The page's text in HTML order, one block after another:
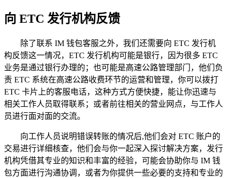
向 ETC 发行机构反馈
除了联系 IM 钱包客服之外，我们还需要向 ETC 发行机
构反馈这一情况，ETC 发行机构可能是银行，因为很多 ETC
业务是通过银行办理的；也可能是高速公路管理部门，他们负
责 ETC 系统在高速公路收费环节的运营和管理，你可以拨打
ETC 卡片上的客服电话，这种方式方便快捷，能让你迅速与
相关工作人员取得联系；或者前往相关的营业网点，与工作人
员进行面对面的交流。
向工作人员说明错误转账的情况后,他们会对 ETC 账户的
交易进行详细核查，他们会与你一起深入探讨解决方案，发行
机构凭借其专业的知识和丰富的经验，可能会协助你与 IM 钱
包方面进行沟通协调，或者为你提供一些必要的支持和专业的